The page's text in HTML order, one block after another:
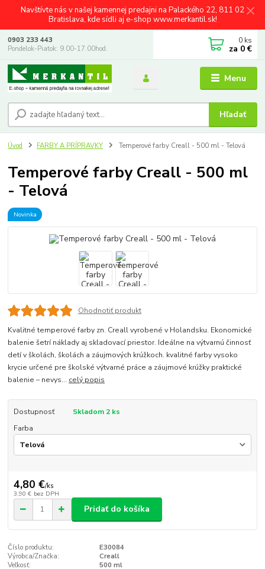
Navštívte nás v našej kamennej predajni na Palackého 22, 811 02
Bratislava, kde sídli aj e-shop www.merkantil.sk!
Menu
Hľadať
0903 233 443
Pondelok-Piatok: 9.00-17.00hod.
0 ks
za 0 €
Úvod FARBY A PRÍPRAVKY Temperové farby Creall - 500 ml - Telová
Temperové farby Creall - 500 ml
- Telová
Novinka
Ohodnotiť produkt
Kvalitné temperové farby zn. Creall vyrobené v Holandsku. Ekonomické
balenie šetrí náklady aj skladovací priestor. Ideálne na výtvarnú činnosť
detí v školách, školách a záujmových krúžkoch. kvalitné farby vysoko
krycie určené pre školské výtvarné práce a záujmové krúžky praktické
balenie – nevys... celý popis
Dostupnosť
Skladom 2 ks
Farba
4,80 €/ks
3,90 € bez DPH
Pridať do košíka
Číslo produktu:
E30084
Výrobca/Značka:
Creall
Veľkosť:
500 ml